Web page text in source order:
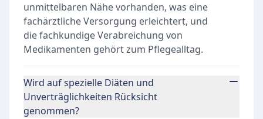
unmittelbaren Nähe vorhanden, was eine
fachärztliche Versorgung erleichtert, und
die fachkundige Verabreichung von
Medikamenten gehört zum Pflegealltag.
Wird auf spezielle Diäten und
Unverträglichkeiten Rücksicht
genommen?